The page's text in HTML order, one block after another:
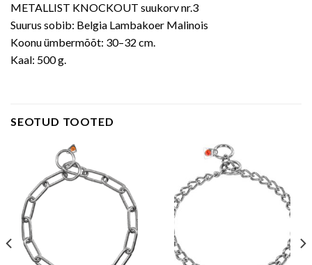
METALLIST KNOCKOUT suukorv nr.3
Suurus sobib: Belgia Lambakoer Malinois
Koonu ümbermõõt: 30–32 cm.
Kaal: 500 g.
SEOTUD TOOTED